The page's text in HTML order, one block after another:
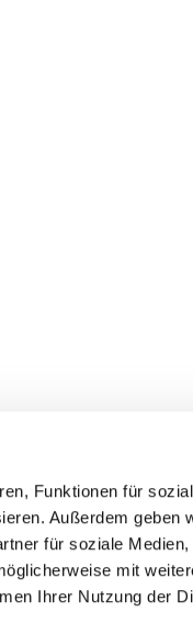
Funktionen für
Außerdem geben
für soziale Medien,
mit
Ihrer Nutzung der
ChurchDesk-Login